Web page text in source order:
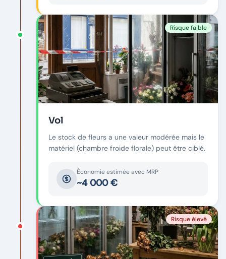
Risque faible
Vol
Le stock de fleurs a une valeur modérée mais le
matériel (chambre froide florale) peut être ciblé.
Économie estimée avec MRP
~4 000 €
Risque élevé